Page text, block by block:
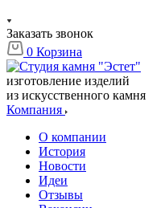
Заказать звонок
0 Корзина
изготовление изделий
из искусственного камня
Компания
О компании
История
Новости
Идеи
Отзывы